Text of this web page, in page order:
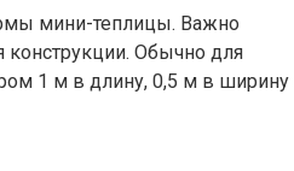
мини-теплицы. Важно
конструкции. Обычно для
1 м в длину, 0,5 м в ширину